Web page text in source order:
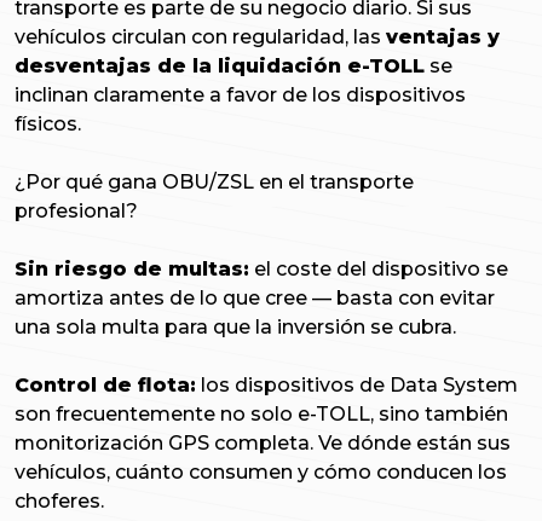
transporte es parte de su negocio diario. Si sus
vehículos circulan con regularidad, las ventajas y
desventajas de la liquidación e-TOLL se
inclinan claramente a favor de los dispositivos
físicos.
¿Por qué gana OBU/ZSL en el transporte
profesional?
Sin riesgo de multas: el coste del dispositivo se
amortiza antes de lo que cree — basta con evitar
una sola multa para que la inversión se cubra.
Control de flota: los dispositivos de Data System
son frecuentemente no solo e-TOLL, sino también
monitorización GPS completa. Ve dónde están sus
vehículos, cuánto consumen y cómo conducen los
choferes.